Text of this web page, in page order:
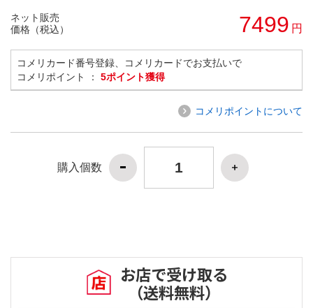
ネット販売
価格（税込）
7499 円
コメリカード番号登録、コメリカードでお支払いで
コメリポイント ： 5ポイント獲得
コメリポイントについて
購入個数
お店で受け取る
（送料無料）